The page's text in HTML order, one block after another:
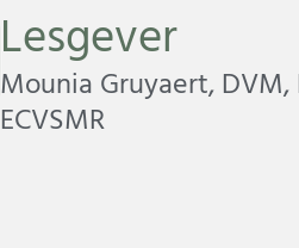
Lesgever
Mounia Gruyaert, DVM,
ECVSMR